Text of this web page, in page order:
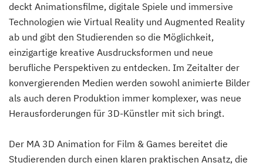
deckt Animationsfilme, digitale Spiele und immersive
Technologien wie Virtual Reality und Augmented Reality
ab und gibt den Studierenden so die Möglichkeit,
einzigartige kreative Ausdrucksformen und neue
berufliche Perspektiven zu entdecken. Im Zeitalter der
konvergierenden Medien werden sowohl animierte Bilder
als auch deren Produktion immer komplexer, was neue
Herausforderungen für 3D-Künstler mit sich bringt.
Der MA 3D Animation for Film & Games bereitet die
Studierenden durch einen klaren praktischen Ansatz, die